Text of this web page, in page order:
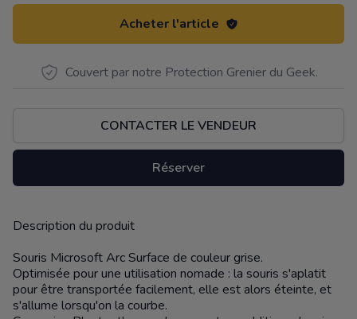
Acheter l'article
Couvert par notre Protection Grenier du Geek.
CONTACTER LE VENDEUR
Réserver
Description
Description du produit
Souris Microsoft Arc Surface de couleur grise.
Optimisée pour une utilisation nomade : la souris s'aplatit
pour être transportée facilement, elle est alors éteinte, et
s'allume lorsqu'on la courbe.